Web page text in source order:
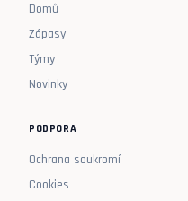
Domů
Zápasy
Týmy
Novinky
PODPORA
Ochrana soukromí
Cookies